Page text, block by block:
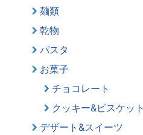
麺類
乾物
パスタ
お菓子
チョコレート
クッキー&ビスケット
デザート&スイーツ